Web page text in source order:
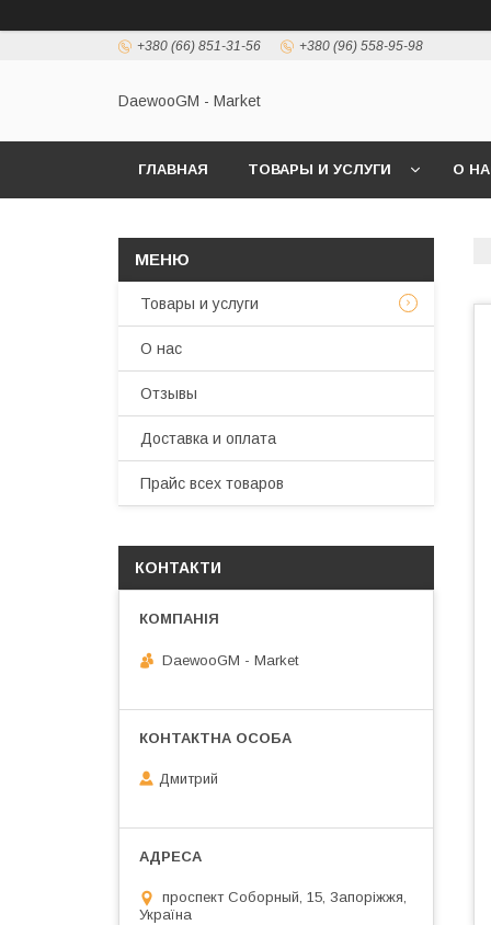
+380 (66) 851-31-56 +380 (96) 558-95-98
DaewooGM - Market
ГЛАВНАЯ ТОВАРЫ И УСЛУГИ О
Товары и услуги
О нас
Отзывы
Доставка и оплата
Прайс всех товаров
КОНТАКТИ
DaewooGM - Market
Дмитрий
проспект Соборный, 15, Запоріжжя,
Україна